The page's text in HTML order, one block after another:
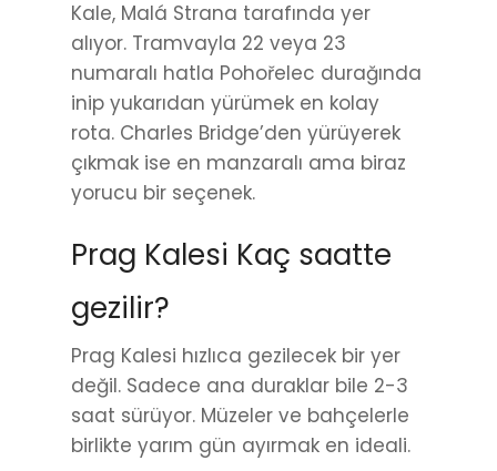
Kale, Malá Strana tarafında yer
alıyor. Tramvayla 22 veya 23
numaralı hatla Pohořelec durağında
inip yukarıdan yürümek en kolay
rota. Charles Bridge’den yürüyerek
çıkmak ise en manzaralı ama biraz
yorucu bir seçenek.
Prag Kalesi Kaç saatte
gezilir?
Prag Kalesi hızlıca gezilecek bir yer
değil. Sadece ana duraklar bile 2-3
saat sürüyor. Müzeler ve bahçelerle
birlikte yarım gün ayırmak en ideali.